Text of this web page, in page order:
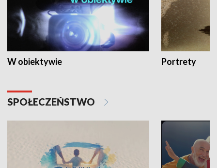
W obiektywie Portrety
SPOŁECZEŃSTWO